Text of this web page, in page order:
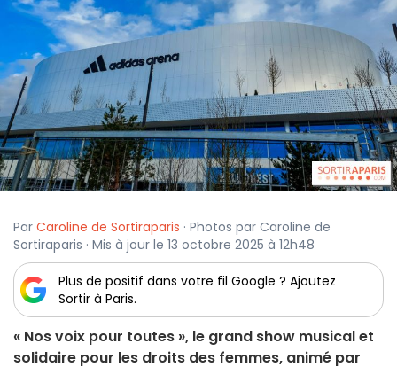
Par Caroline de Sortiraparis · Photos par Caroline de
Sortiraparis · Mis à jour le 13 octobre 2025 à 12h48
Plus de positif dans votre fil Google ? Ajoutez
Sortir à Paris.
« Nos voix pour toutes », le grand show musical et
solidaire pour les droits des femmes, animé par